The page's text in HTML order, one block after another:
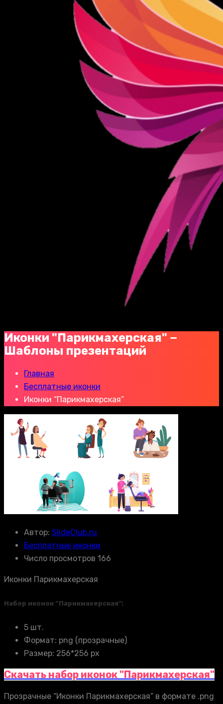
Иконки "Парикмахерская" −
Шаблоны презентаций
Главная
Бесплатные иконки
Иконки “Парикмахерская”
Автор: SlideClub.ru
Бесплатные иконки
Число просмотров 166
Иконки Парикмахерская
Набор иконок “Парикмахерская”:
5 шт.
Формат: png (прозрачные)
Размер: 256*256 px
Скачать набор иконок "Парикмахерская"
Прозрачные “Иконки Парикмахерская” в формате .png